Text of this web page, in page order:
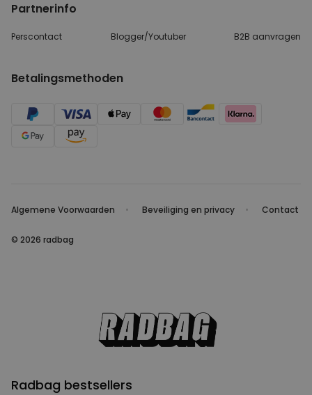
Partnerinfo
Perscontact Blogger/Youtuber B2B aanvragen
Betalingsmethoden
Algemene Voorwaarden Beveiliging en privacy Contact
© 2026 radbag
Radbag bestsellers